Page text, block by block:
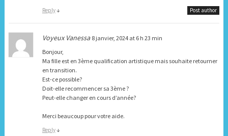
Post author
Reply↓
Voyeux Vanessa 8 janvier, 2024 at 6 h 23 min
Bonjour,
Ma fille est en 3ème qualification artistique mais souhaite retourner
en transition.
Est-ce possible?
Doit-elle recommencer sa 3ème ?
Peut-elle changer en cours d’année?
Merci beaucoup pour votre aide.
Reply↓